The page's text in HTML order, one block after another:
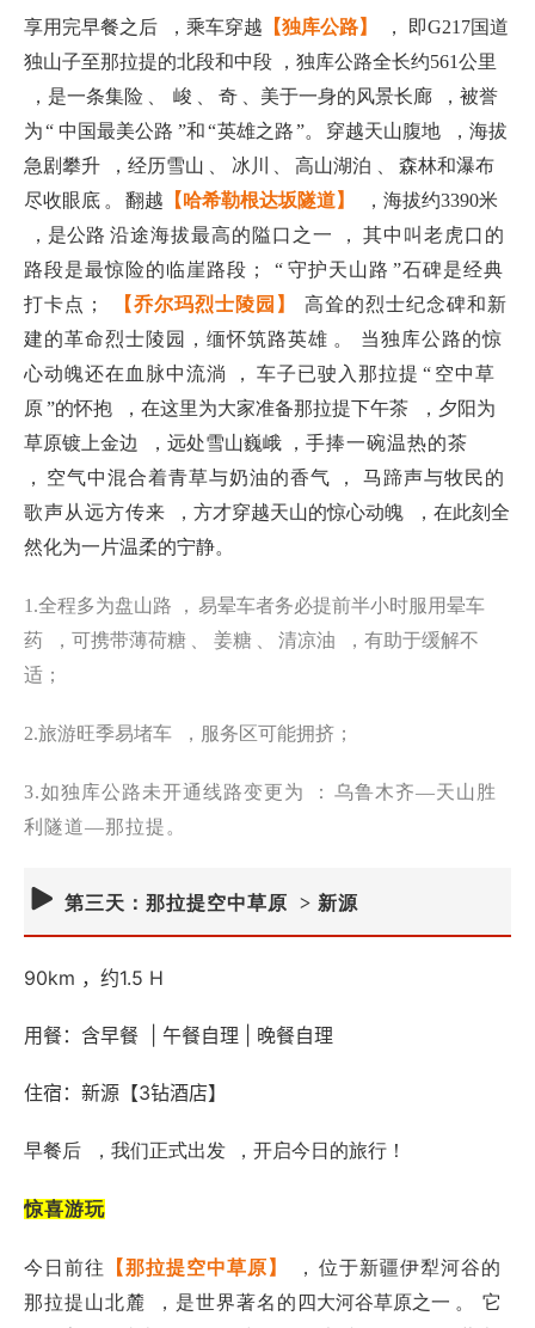
享用完早餐之后 ，乘车穿越 【独库公路】
， 即G217国道
独山子至那拉提的北段和中段 ，独库公路全长约561公里
，是一条集险
峻 奇 、美于一身的风景长廊
，被誉
为“ 中国最美公路 ”和“英雄之路”。 穿越天山腹地
，海拔
急剧攀升
，经历雪山 、 冰川 高山湖泊 、
森林和瀑布
尽收眼底 。 翻越 【哈希勒根达坂隧道】
，海拔约3390米
，是公路 沿途海拔最高的隘口之一 ，
其中叫老虎口的
路段是最惊险的临崖路段；
“ 守护天山路 ”石碑是经典
打卡点；
【乔尔玛烈士陵园】
高耸的烈士纪念碑和新
建的革命烈士陵园， 缅怀筑路英雄 。
当独库公路的惊
心动魄还在血脉中流淌 ，
车子已驶入那拉提 “ 空中草
原”的怀抱 ，在这里为大家准备那拉提下午茶
，夕阳为
草原镀上金边
，远处雪山巍峨 ， 手捧一碗温热的茶
，
空气中混合着青草与奶油的香气 ， 马蹄声与牧民的
歌声从远方传来 ，方才穿越天山的惊心动魄
，在此刻全
然化为一片温柔的宁静。
1.全程多为盘山路 ， 易晕车者务必提前半小时服用晕车
药
，可携带薄荷糖 、 姜糖 清凉油
，有助于缓解不
适；
2.旅游旺季易堵车 ，服务区可能拥挤；
3.如独库公路未开通线路变更为 ： 乌鲁木齐—天山胜
利隧道—那拉提。
第三天：那拉提空中草原 > 新源
90km ，约1.5 H
用餐：含早餐 | 午餐自理 | 晚餐自理
住宿：新源【3钻酒店】
早餐后 ，我们正式出发 ，开启今日的旅行！
惊喜游玩
今日前往 【那拉提空中草原】 ， 位于新疆伊犁河谷的
那拉提山北麓
，是世界著名的 四大河谷草原之一 。
它